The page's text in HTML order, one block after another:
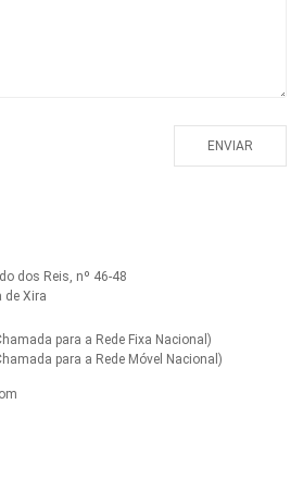
dos Reis, nº 46-48
de Xira
para a Rede Fixa Nacional)
para a Rede Móvel Nacional)